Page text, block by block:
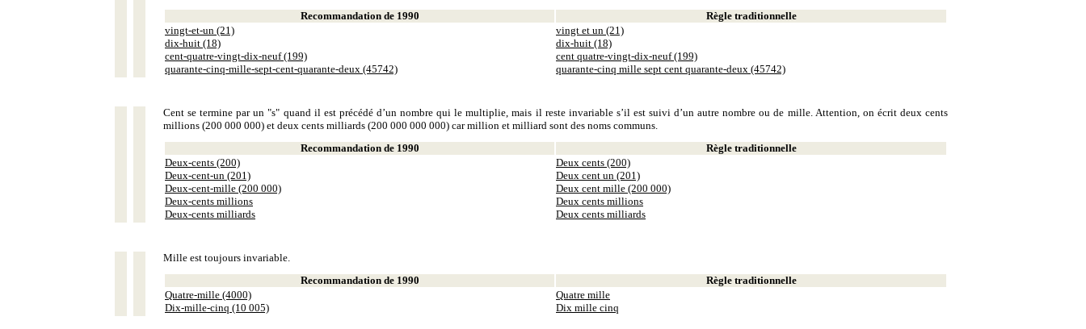
Recommandation de 1990
Règle traditionnelle
vingt-et-un (21)
dix-huit (18)
cent-quatre-vingt-dix-neuf (199)
quarante-cinq-mille-sept-cent-quarante-deux (45742)
vingt et un (21)
dix-huit (18)
cent quatre-vingt-dix-neuf (199)
quarante-cinq mille sept cent quarante-deux (45742)
Cent se termine par un "s" quand il est précédé d’un nombre qui le multiplie, mais il reste invariable s’il est suivi d’un autre nombre ou de mille. Attention, on écrit deux cents
millions (200 000 000) et deux cents milliards (200 000 000 000) car million et milliard sont des noms communs.
Recommandation de 1990
Règle traditionnelle
Deux-cents (200)
Deux-cent-un (201)
Deux-cent-mille (200 000)
Deux-cents millions
Deux-cents milliards
Deux cents (200)
Deux cent un (201)
Deux cent mille (200 000)
Deux cents millions
Deux cents milliards
Mille est toujours invariable.
Recommandation de 1990
Règle traditionnelle
Quatre-mille (4000)
Dix-mille-cinq (10 005)
Quatre mille
Dix mille cinq